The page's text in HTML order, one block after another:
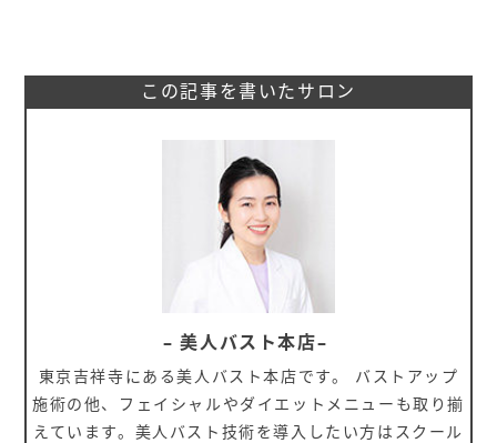
この記事を書いたサロン
– 美人バスト本店–
東京吉祥寺にある美人バスト本店です。 バストアップ
施術の他、フェイシャルやダイエットメニューも取り揃
えています。美人バスト技術を導入したい方はスクール